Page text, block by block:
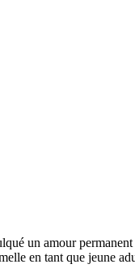
un amour
en tant que jeune